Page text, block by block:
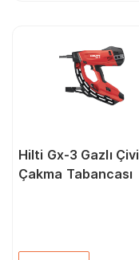
Hilti Gx-3 Gazlı Çivi
Çakma Tabancası